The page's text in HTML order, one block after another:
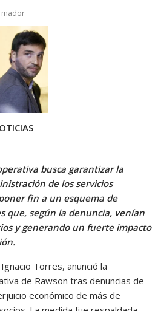
busca garantizar la
de los servicios
fin a un esquema de
que, según la denuncia, venían
y generando un fuerte impacto
Torres, anunció la
de Rawson tras denuncias de
económico de más de